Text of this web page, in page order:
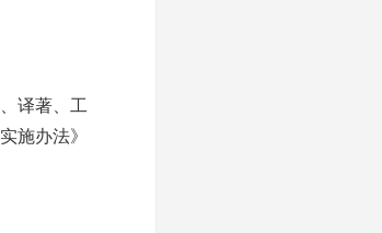
译著、工
施办法》